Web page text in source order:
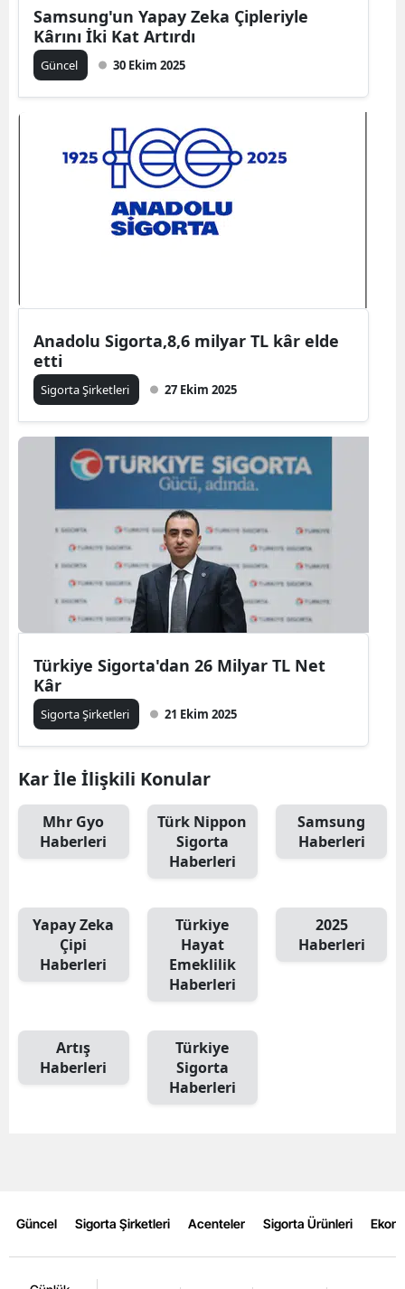
Konya
Malatya
Rize
Sakarya
Samsun
Siirt
Sinop
Sivas
Tekirdağ
Şanlıurfa
Van
Yozgat
Zonguldak
Bayburt
Kırıkkale
Samsung'un Yapay Zeka Çipleriyle
Kârını İki Kat Artırdı
Güncel 30 Ekim 2025
Anadolu Sigorta,8,6 milyar TL kâr elde
etti
Sigorta Şirketleri 27 Ekim 2025
Türkiye Sigorta'dan 26 Milyar TL Net
Kâr
Sigorta Şirketleri 21 Ekim 2025
Kar İle İlişkili Konular
Mhr Gyo
Haberleri
Türk Nippon
Sigorta
Haberleri
Samsung
Haberleri
Yapay Zeka
Çipi
Haberleri
Türkiye
Hayat
Emeklilik
Haberleri
2025
Haberleri
Artış
Haberleri
Türkiye
Sigorta
Haberleri
Güncel Sigorta Şirketleri Acenteler Sigorta Ürünleri